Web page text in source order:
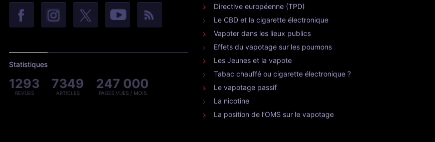
Statistiques
1293
REVUES
7349
ARTICLES
247 000
PAGES VUES / MOIS
Directive européenne (TPD)
Le CBD et la cigarette électronique
Vapoter dans les lieux publics
Effets du vapotage sur les poumons
Les Jeunes et la vapote
Tabac chauffé ou cigarette électronique ?
Le vapotage passif
La nicotine
La position de l’OMS sur le vapotage